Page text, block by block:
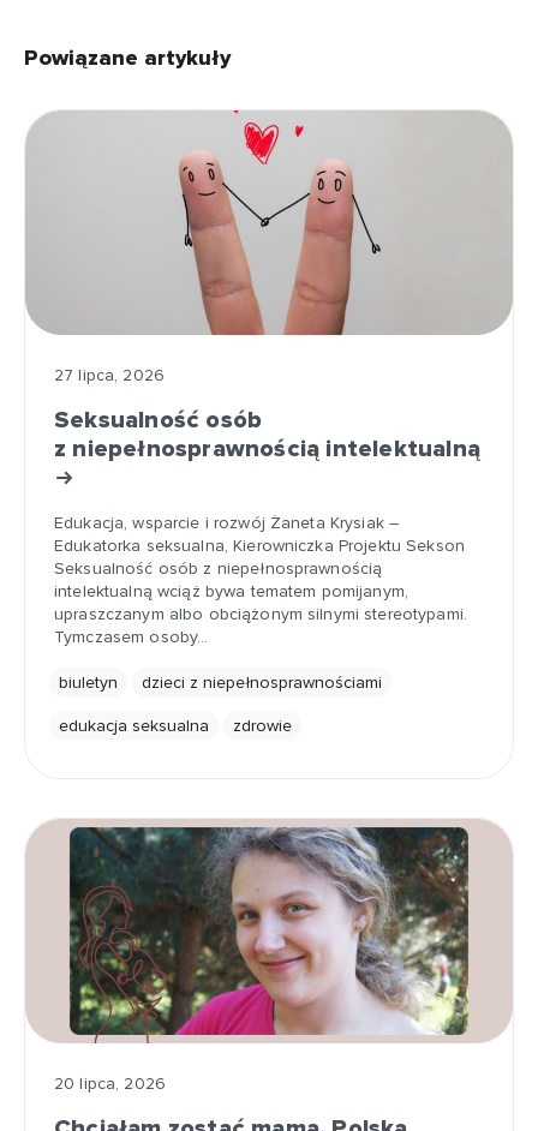
Powiązane artykuły
27 lipca, 2026
Seksualność osób
z niepełnosprawnością intelektualną
Edukacja, wsparcie i rozwój Żaneta Krysiak –
Edukatorka seksualna, Kierowniczka Projektu Sekson
Seksualność osób z niepełnosprawnością
intelektualną wciąż bywa tematem pomijanym,
upraszczanym albo obciążonym silnymi stereotypami.
Tymczasem osoby…
biuletyn dzieci z niepełnosprawnościami
edukacja seksualna zdrowie
20 lipca, 2026